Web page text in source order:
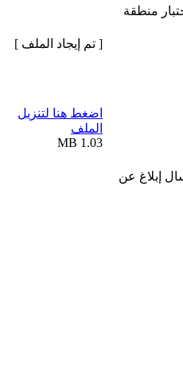
منطقة
إبلاغ عن
[ تم إيجاد الملف ]
اضغط هنا لتنزيل
الملف
1.03 MB